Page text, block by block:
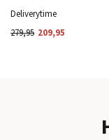
Deliverytime
279,95 209,95